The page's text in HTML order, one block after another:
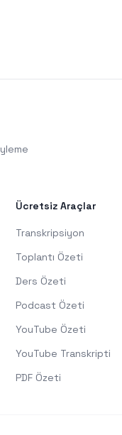
Ücretsiz Araçlar
Transkripsiyon
Toplantı Özeti
Ders Özeti
Podcast Özeti
YouTube Özeti
YouTube Transkripti
PDF Özeti